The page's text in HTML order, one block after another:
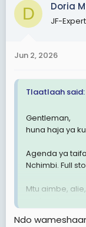
i
s
D Doria
JF-
Jun 2, 2026
Tlaatlaah said:
Gentleman,
huna haja ya
Agenda ya
Nchimbi. Full
Mtu aimbe,
wa kuzuia
Ndo